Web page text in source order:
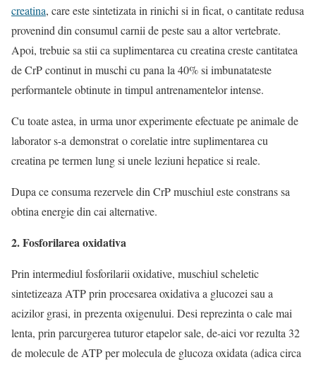
creatina, care este sintetizata in rinichi si in ficat, o cantitate redusa
provenind din consumul carnii de peste sau a altor vertebrate.
Apoi, trebuie sa stii ca suplimentarea cu creatina creste cantitatea
de CrP continut in muschi cu pana la 40% si imbunatateste
performantele obtinute in timpul antrenamentelor intense.
Cu toate astea, in urma unor experimente efectuate pe animale de
laborator s-a demonstrat o corelatie intre suplimentarea cu
creatina pe termen lung si unele leziuni hepatice si reale.
Dupa ce consuma rezervele din CrP muschiul este constrans sa
obtina energie din cai alternative.
2. Fosforilarea oxidativa
Prin intermediul fosforilarii oxidative, muschiul scheletic
sintetizeaza ATP prin procesarea oxidativa a glucozei sau a
acizilor grasi, in prezenta oxigenului. Desi reprezinta o cale mai
lenta, prin parcurgerea tuturor etapelor sale, de-aici vor rezulta 32
de molecule de ATP per molecula de glucoza oxidata (adica circa